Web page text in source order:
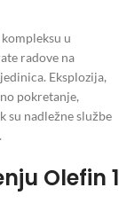
u
radove na
Eksplozija,
pokretanje,
su nadležne službe
Olefin 1